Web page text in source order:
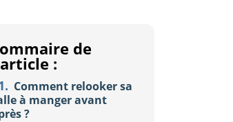
de
:
Comment relooker sa
à manger avant
?